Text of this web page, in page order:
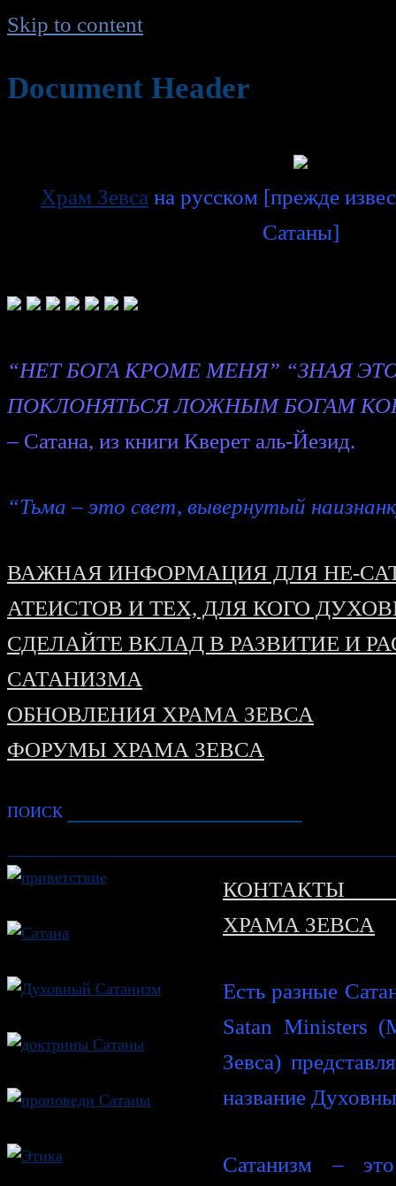
Skip to content
Document Header
Храм Зевса на русском [прежде
Сатаны]
“НЕТ БОГА КРОМЕ МЕНЯ” “ЗНАЯ
ПОКЛОНЯТЬСЯ ЛОЖНЫМ БОГАМ
– Сатана, из книги Кверет аль-Йезид.
“Тьма – это свет, вывернутый
ВАЖНАЯ ИНФОРМАЦИЯ ДЛЯ НЕ-
АТЕИСТОВ И ТЕХ, ДЛЯ КОГО
СДЕЛАЙТЕ ВКЛАД В РАЗВИТИЕ И
САТАНИЗМА
ОБНОВЛЕНИЯ ХРАМА ЗЕВСА
ФОРУМЫ ХРАМА ЗЕВСА
ПОИСК
КОНТАКТЫ
ХРАМА ЗЕВСА
Есть разные
Satan Ministers
Зевса)
название
Сатанизм –